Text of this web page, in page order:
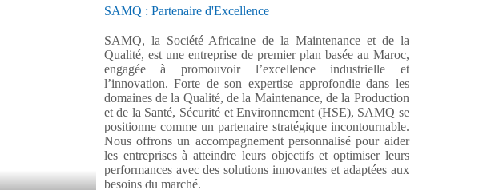
SAMQ : Partenaire d'Excellence
SAMQ, la Société Africaine de la Maintenance et de la
Qualité, est une entreprise de premier plan basée au Maroc,
engagée à promouvoir l’excellence industrielle et
l’innovation. Forte de son expertise approfondie dans les
domaines de la Qualité, de la Maintenance, de la Production
et de la Santé, Sécurité et Environnement (HSE), SAMQ se
positionne comme un partenaire stratégique incontournable.
Nous offrons un accompagnement personnalisé pour aider
les entreprises à atteindre leurs objectifs et optimiser leurs
performances avec des solutions innovantes et adaptées aux
besoins du marché.